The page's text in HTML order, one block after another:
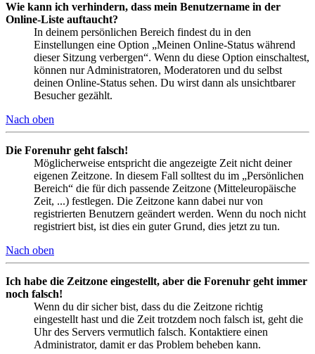
Wie kann ich verhindern, dass mein Benutzername in der
Online-Liste auftaucht?
In deinem persönlichen Bereich findest du in den
Einstellungen eine Option „Meinen Online-Status während
dieser Sitzung verbergen“. Wenn du diese Option einschaltest,
können nur Administratoren, Moderatoren und du selbst
deinen Online-Status sehen. Du wirst dann als unsichtbarer
Besucher gezählt.
Nach oben
Die Forenuhr geht falsch!
Möglicherweise entspricht die angezeigte Zeit nicht deiner
eigenen Zeitzone. In diesem Fall solltest du im „Persönlichen
Bereich“ die für dich passende Zeitzone (Mitteleuropäische
Zeit, ...) festlegen. Die Zeitzone kann dabei nur von
registrierten Benutzern geändert werden. Wenn du noch nicht
registriert bist, ist dies ein guter Grund, dies jetzt zu tun.
Nach oben
Ich habe die Zeitzone eingestellt, aber die Forenuhr geht immer
noch falsch!
Wenn du dir sicher bist, dass du die Zeitzone richtig
eingestellt hast und die Zeit trotzdem noch falsch ist, geht die
Uhr des Servers vermutlich falsch. Kontaktiere einen
Administrator, damit er das Problem beheben kann.